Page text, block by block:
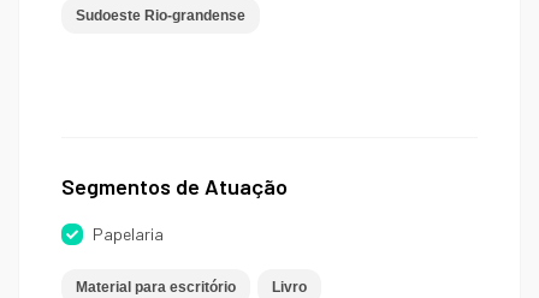
Sudoeste Rio-grandense
Segmentos de Atuação
Papelaria
Material para escritório Livro